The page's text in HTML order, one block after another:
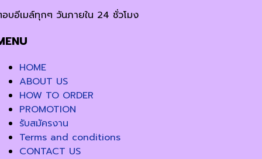
บอีเมล์ทุกๆ วันภายใน 24 ชั่วโมง
HOME
ABOUT US
HOW TO ORDER
PROMOTION
รับสมัครงาน
Terms and conditions
CONTACT US